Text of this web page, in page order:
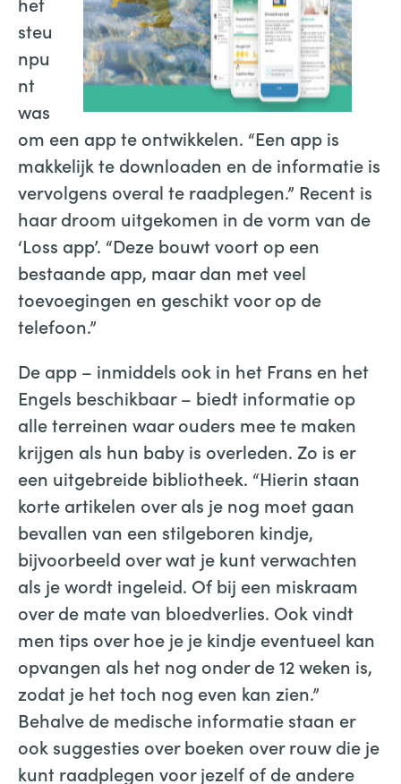
steu
npu
nt
was
om een app te ontwikkelen. “Een app is
makkelijk te downloaden en de informatie is
vervolgens overal te raadplegen.” Recent is
haar droom uitgekomen in de vorm van de
‘Loss app’. “Deze bouwt voort op een
bestaande app, maar dan met veel
toevoegingen en geschikt voor op de
telefoon.”
De app – inmiddels ook in het Frans en het
Engels beschikbaar – biedt informatie op
alle terreinen waar ouders mee te maken
krijgen als hun baby is overleden. Zo is er
een uitgebreide bibliotheek. “Hierin staan
korte artikelen over als je nog moet gaan
bevallen van een stilgeboren kindje,
bijvoorbeeld over wat je kunt verwachten
als je wordt ingeleid. Of bij een miskraam
over de mate van bloedverlies. Ook vindt
men tips over hoe je je kindje eventueel kan
opvangen als het nog onder de 12 weken is,
zodat je het toch nog even kan zien.”
Behalve de medische informatie staan er
ook suggesties over boeken over rouw die je
kunt raadplegen voor jezelf of de andere